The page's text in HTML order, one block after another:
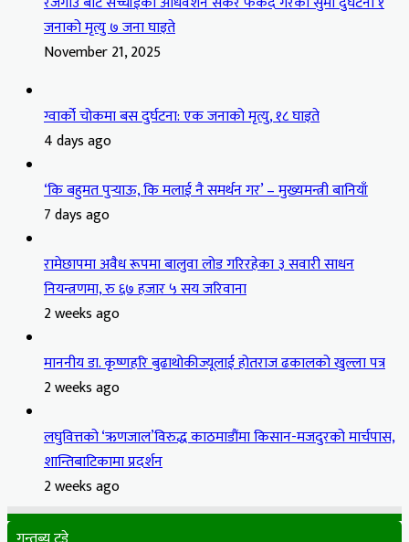
जनाको मृत्यु ७ जना घाइते
November 21, 2025
ग्वार्को चोकमा बस दुर्घटना: एक जनाको मृत्यु, १८ घाइते
4 days ago
‘कि बहुमत पुर्‍याऊ, कि मलाई नै समर्थन गर’ – मुख्यमन्त्री बानियाँ
7 days ago
रामेछापमा अवैध रूपमा बालुवा लोड गरिरहेका ३ सवारी साधन
नियन्त्रणमा, रु ६७ हजार ५ सय जरिवाना
2 weeks ago
माननीय डा. कृष्णहरि बुढाथोकीज्यूलाई होतराज ढकालको खुल्ला पत्र
2 weeks ago
लघुवित्तको ‘ऋणजाल’विरुद्ध काठमाडौंमा किसान-मजदुरको मार्चपास,
शान्तिबाटिकामा प्रदर्शन
2 weeks ago